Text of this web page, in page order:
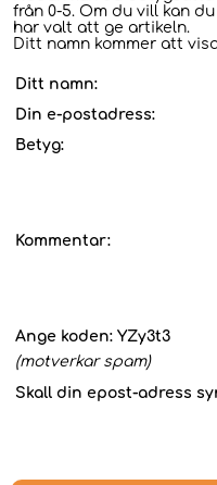
från 0-5. Om du vill kan
har valt att ge artikeln.
Ditt namn kommer att
Ditt namn:
Din e-postadress:
Betyg:
Kommentar:
Ange koden: YZy3t3
(motverkar spam)
Skall din epost-adress